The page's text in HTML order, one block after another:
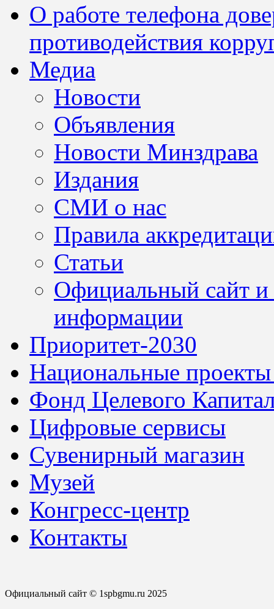
О работе телефона
противодействия
Медиа
Новости
Объявления
Новости Минздрава
Издания
СМИ о нас
Правила
Статьи
Официальный сайт
информации
Приоритет-2030
Национальные
Фонд Целевого
Цифровые сервисы
Сувенирный магазин
Музей
Конгресс-центр
Контакты
Официальный сайт © 1spbgmu.ru 2025